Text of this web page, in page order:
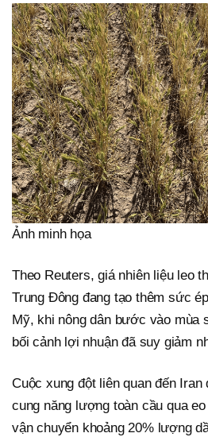
Ảnh minh họa
Theo Reuters, giá nhiên liệu leo
Trung Đông đang tạo thêm sức
Mỹ, khi nông dân bước vào mùa
bối cảnh lợi nhuận đã suy giảm
Cuộc xung đột liên quan đến Iran
cung năng lượng toàn cầu qua
vận chuyển khoảng 20% lượng